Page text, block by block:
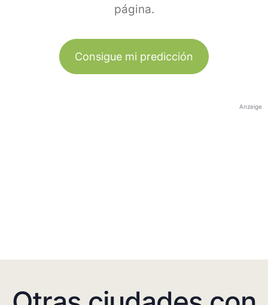
página.
Consigue mi predicción
Anzeige